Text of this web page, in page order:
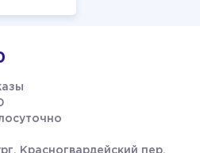
Красногвардейский пер.